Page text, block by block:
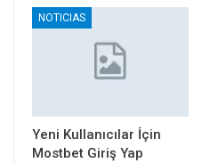
NOTICIAS
Yeni Kullanıcılar İçin
Mostbet Giriş Yap